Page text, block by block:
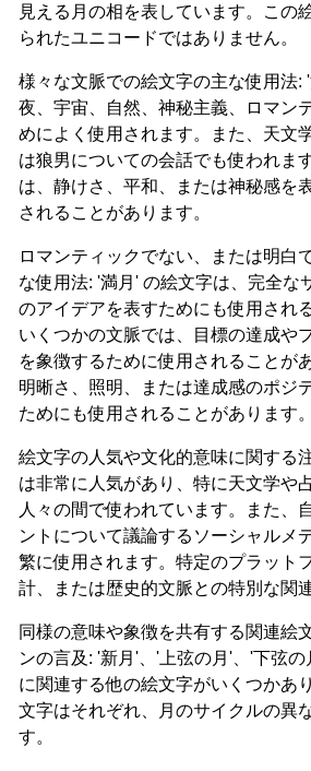
見える月の相を表しています。この
られたユニコードではありません。
様々な文脈での絵文字の主な使用法: '
夜、宇宙、自然、神秘主義、ロマン
めによく使用されます。また、天文
は狼男についての会話でも使われま
は、静けさ、平和、または神秘感を
されることがあります。
ロマンティックでない、または明白
な使用法: '満月' の絵文字は、完全な
のアイデアを表すためにも使用され
いくつかの文脈では、目標の達成や
を象徴するために使用されることが
明晰さ、照明、または達成感のポジ
ためにも使用されることがあります。
絵文字の人気や文化的意味に関する
は非常に人気があり、特に天文学や
人々の間で使われています。また、
ントについて議論するソーシャルメ
繁に使用されます。特定のプラット
計、または歴史的文脈との特別な関
同様の意味や象徴を共有する関連絵
ンの言及: '新月'、'上弦の月'、'下弦の
に関連する他の絵文字がいくつかあ
文字はそれぞれ、月のサイクルの異
す。